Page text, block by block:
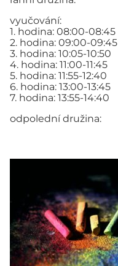
vyučování:
1. hodina: 08:00-08:45
2. hodina: 09:00-09:45
3. hodina: 10:05-10:50
4. hodina: 11:00-11:45
5. hodina: 11:55-12:40
6. hodina: 13:00-13:45
7. hodina: 13:55-14:40
odpolední družina: